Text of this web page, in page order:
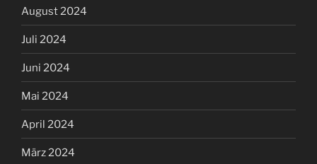
August 2024
Juli 2024
Juni 2024
Mai 2024
April 2024
März 2024